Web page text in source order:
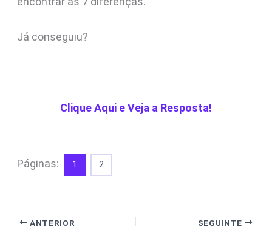
Já conseguiu?
Clique Aqui e Veja a Resposta!
Páginas: 1 2
ANTERIOR SEGUINTE